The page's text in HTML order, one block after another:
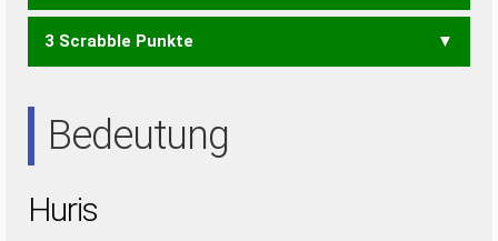
HIS HUI IHR RUH UHR
3 Scrabble Punkte
Bedeutung
Huris